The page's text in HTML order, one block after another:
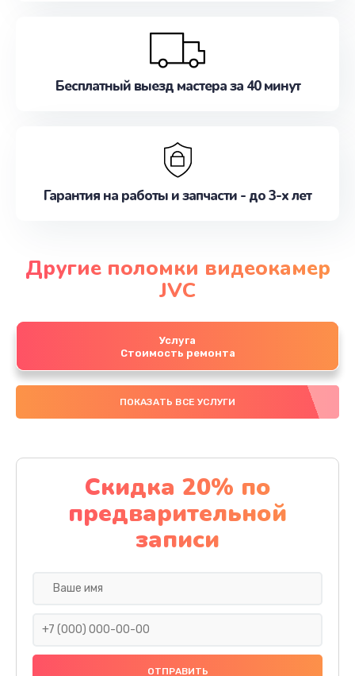
Бесплатный выезд мастера за 40 минут
Гарантия на работы и запчасти - до 3-х лет
Другие поломки видеокамер
JVC
Услуга
Стоимость ремонта
ПОКАЗАТЬ ВСЕ УСЛУГИ
Скидка 20% по
предварительной
записи